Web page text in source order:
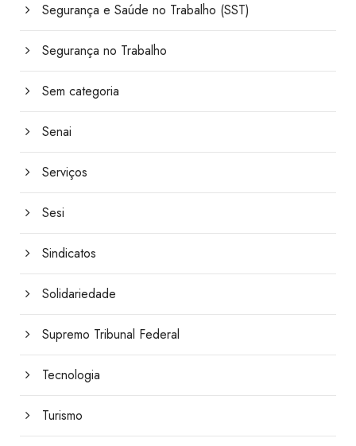
Segurança e Saúde no Trabalho (SST)
Segurança no Trabalho
Sem categoria
Senai
Serviços
Sesi
Sindicatos
Solidariedade
Supremo Tribunal Federal
Tecnologia
Turismo